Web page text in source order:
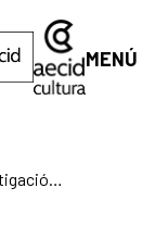
MENÚ